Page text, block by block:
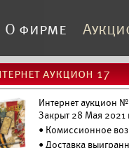
О фирме
аукцион 17
Интернет аукцион
Закрыт 28 Мая 2021
• Комиссионное
•Доставка